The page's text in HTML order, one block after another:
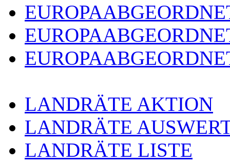
LANDRÄTE AKTION
LANDRÄTE
LANDRÄTE LISTE